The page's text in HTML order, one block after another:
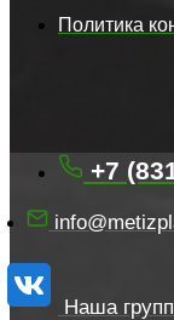
Политика
+7
Наша